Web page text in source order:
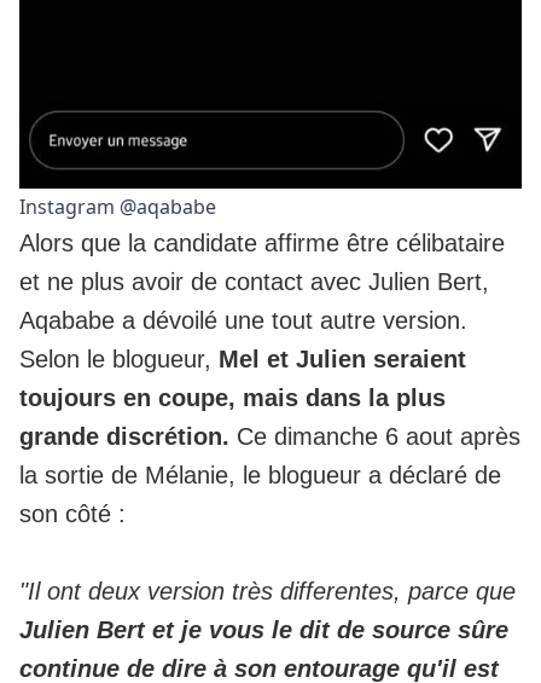
Instagram @aqababe
Alors que la candidate affirme être célibataire
et ne plus avoir de contact avec Julien Bert,
Aqababe a dévoilé une tout autre version.
Selon le blogueur, Mel et Julien seraient
toujours en coupe, mais dans la plus
grande discrétion. Ce dimanche 6 aout après
la sortie de Mélanie, le blogueur a déclaré de
son côté :
"Il ont deux version très differentes, parce que
Julien Bert et je vous le dit de source sûre
continue de dire à son entourage qu'il est